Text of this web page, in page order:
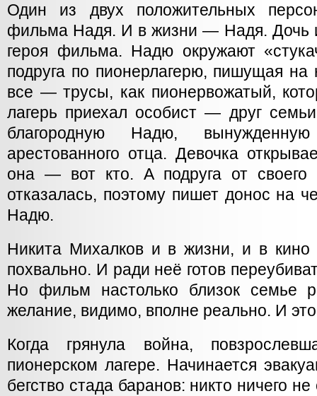
Один из двух положительных
фильма Надя. И в жизни — Надя. Дочь
героя фильма. Надю окружают
подруга по пионерлагерю, пишущая
все — трусы, как пионервожатый,
лагерь приехал особист — друг
благородную Надю,
арестованного отца. Девочка
она — вот кто. А подруга от своего
отказалась, поэтому пишет донос на
Надю.
Никита Михалков и в жизни, и в
похвально. И ради неё готов
Но фильм настолько близок семье
желание, видимо, вполне реально. И
Когда грянула война,
пионерском лагере. Начинается
бегство стада баранов: никто ничего